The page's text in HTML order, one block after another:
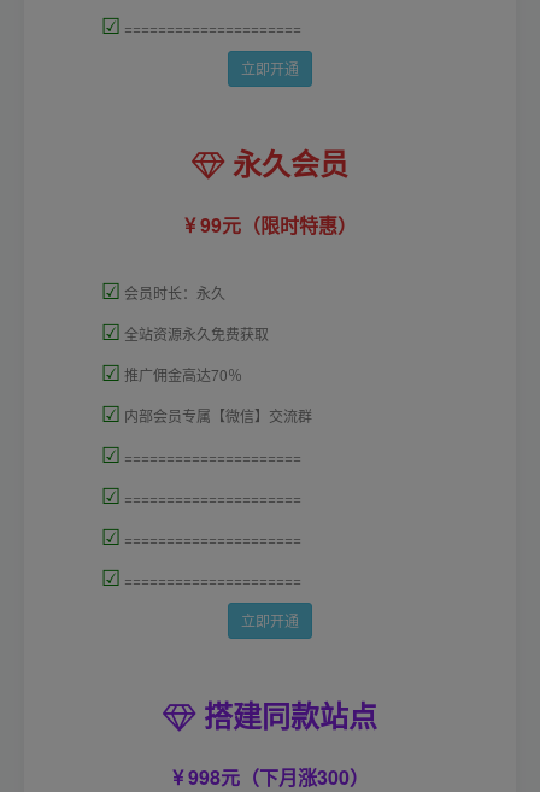
☑ =====================
立即开通
永久会员
99元（限时特惠）
☑ 会员时长：永久
☑ 全站资源永久免费获取
☑ 推广佣金高达70％
☑ 内部会员专属【微信】交流群
☑ =====================
☑ =====================
☑ =====================
☑ =====================
立即开通
搭建同款站点
998元（下月涨300）